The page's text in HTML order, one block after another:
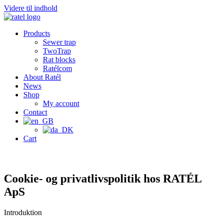
Videre til indhold
Products
Sewer trap
TwoTrap
Rat blocks
Ratélcom
About Ratél
News
Shop
My account
Contact
Cart
Cookie- og privatlivspolitik hos RATÉL
ApS
Introduktion